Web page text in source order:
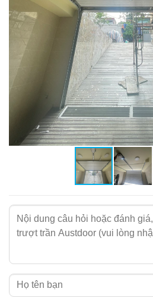
♦ Thân cửa OV1.
♦Bộ tời AHV565.
Tham khảo thêm ///